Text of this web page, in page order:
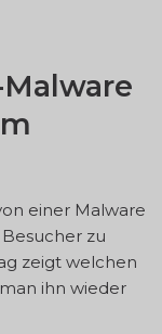
einer Malware
zu
zeigt welchen
ihn wieder